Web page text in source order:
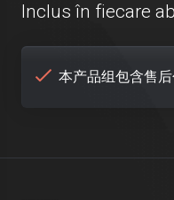
Inclus în fiecare
本产品组包含售